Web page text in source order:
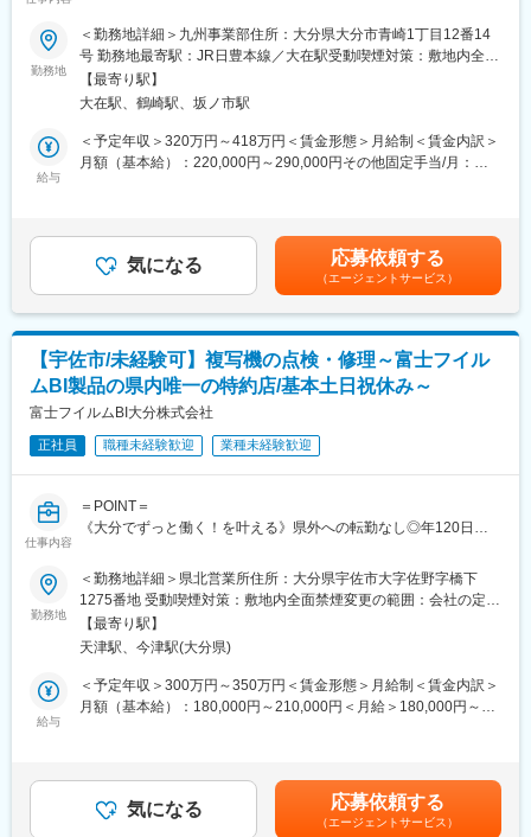
タート！
営業の基礎(訪問や提案の仕方)に関しても、外部講師の研修があり
ますので、未経験の方も安心して活躍できます！
その後は先輩社員に同行して、現場での営業を学びます。徐々に
たいと思っています。
・東芝グループの商材だけでなく、幅広いメーカーの製品を提案
できるので、顧客のニーズに最大限にこたえることができます。
・売上目標の設定はございますが、担当顧客の状況に合わせた設
定になりますので、営業デビュー3カ月程で達成する社員もいま
す。
変更の範囲：会社の定める業務
■採用背景：
増収増益に伴う組織拡大による採用となります。
大分事業所と工場が同敷地内にあるため、工場と直接コミュニケ
ーションも多く、普段の社内連携やOJTを通してスキル・知見を
身に着けられます◎
＜具体的な業務＞
・取引先から注文を受け、商社に発注し、届いた商品を納品する
こともあります。
・仕入れをした際の納品書の処理等、事務作業も一部あるため、
月の半分程は事務所での業務も発生します。
＜営業、納品配達エリア＞
大分市内です。1日に3～5件を1人で回っていただきます。また、
月に1回程度、九重や佐伯へ納品に行っていただく可能性もありま
ん。
日本を代表する半導体製造会社様を始め、大分県内の電力、石油
化学、プラント、医療機器製造会社様などに向けた、高圧ガス・
産業機材の供給を行っております。
産業機材（溶接材料、ウエス、配管材料等）や高圧ガスです。
産業機材は多種多様な物を取り扱っているため、納品する商品の
営業部署の先輩とのOJT、同敷地内の工場との社内連携を通し
て、営業スキル・商材知識を半年～1年後に独り立ちすることを目
勤務地
＜勤務地詳細＞九州事業部住所：大分県大分市青崎1丁目12番14
号 勤務地最寄駅：JR日豊本線／大在駅受動喫煙対策：敷地内全面
禁煙変更の範囲：会社の定める事業所
【最寄り駅】
大在駅、鶴崎駅、坂ノ市駅
給与
＜予定年収＞320万円～418万円＜賃金形態＞月給制＜賃金内訳＞
月額（基本給）：220,000円～290,000円その他固定手当/月：
績に応じて決算賞与支給（約1か月分）■上記年収には 住宅手当
5,000 営業手当、5,000円を含む/月賃金はあくまでも目安の金額で
あり、選考を通じて上下する可能性があります。月給(月額)は固定
手当を含めた表記です。
気になる 応募依頼する
（エージェントサービス）
【宇佐市/未経験可】複写機の点検・修理～富士フイル
ムBI製品の県内唯一の特約店/基本土日祝休み～
富士フイルムBI大分株式会社
正社員 職種未経験歓迎 業種未経験歓迎
仕事内容
＝POINT＝
《大分でずっと働く！を叶える》県外への転勤なし◎年120日
業界トップ級メーカー富士フイルムBI製品の県内唯一の特約店
地域密着◎同社で取り扱っている複写機の点検や修理作業
■採用背景：
増加する複写機および周辺機器の点検・修理依頼に対応するため
の組織強化による採用です。安定した業績維持と地域に根差した
サービス提供を目指しています。
複写機の点検や修理を担当していただきます。1名あたり300台ほ
どを担当し、1日に5~6件の訪問を行います。軽微な修理はその場
で対応し、難しいものは持ち帰り修理依頼を出します。メーカー
勤務地
＜勤務地詳細＞県北営業所住所：大分県宇佐市大字佐野字橋下
1275番地 受動喫煙対策：敷地内全面禁煙変更の範囲：会社の定め
る事業所
【最寄り駅】
天津駅、今津駅(大分県)
給与
＜予定年収＞300万円～350万円＜賃金形態＞月給制＜賃金内訳＞
月額（基本給）：180,000円～210,000円＜月給＞180,000円～
選考を通じて上下する可能性があります。月給(月額)は固定手当を
含めた表記です。
気になる 応募依頼する
（エージェントサービス）